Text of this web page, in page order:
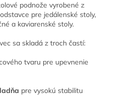
podnože vyrobené z
pre jedálenské stoly,
a kaviarenské stoly.
sa skladá z troch častí:
tvaru pre upevnenie
pre vysokú stabilitu